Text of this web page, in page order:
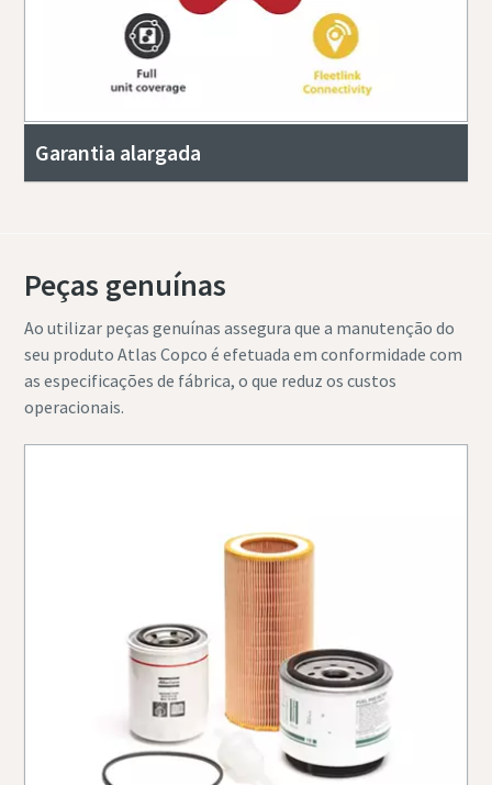
Garantia alargada
Peças genuínas
Ao utilizar peças genuínas assegura que a manutenção do
seu produto Atlas Copco é efetuada em conformidade com
as especificações de fábrica, o que reduz os custos
operacionais.